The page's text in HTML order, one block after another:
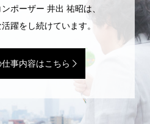
ポーザー 井出 祐昭は、
躍をし続けています。
事内容はこちら